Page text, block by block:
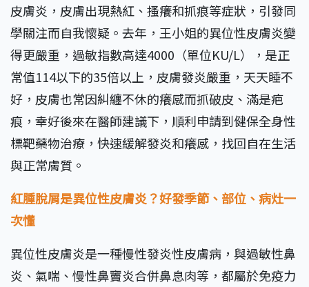
皮膚炎，皮膚出現熱紅、搔癢和抓痕等症狀，引發同
學關注而自我懷疑。去年，王小姐的異位性皮膚炎變
得更嚴重，過敏指數高達4000（單位KU/L），是正
常值114以下的35倍以上，皮膚發炎嚴重，天天睡不
好，皮膚也常因糾纏不休的癢感而抓破皮、滿是疤
痕，幸好後來在醫師建議下，順利申請到健保全身性
標靶藥物治療，快速緩解發炎和癢感，找回自在生活
與正常膚質。
紅腫脫屑是異位性皮膚炎？好發季節、部位、病灶一
次懂
異位性皮膚炎是一種慢性發炎性皮膚病，與過敏性鼻
炎、氣喘、慢性鼻竇炎合併鼻息肉等，都屬於免疫力